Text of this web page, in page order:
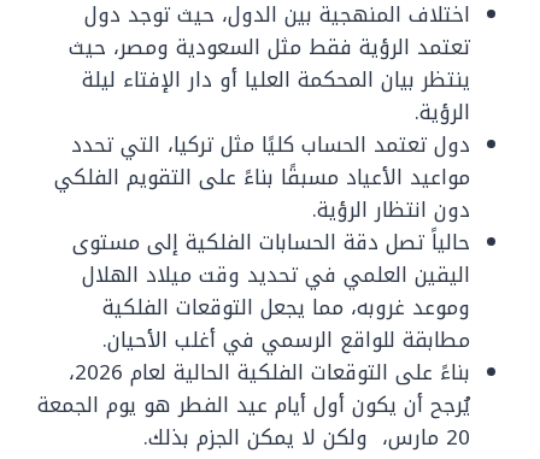
اختلاف المنهجية بين الدول، حيث توجد دول
تعتمد الرؤية فقط مثل السعودية ومصر، حيث
ينتظر بيان المحكمة العليا أو دار الإفتاء ليلة
الرؤية.
دول تعتمد الحساب كليًا مثل تركيا، التي تحدد
مواعيد الأعياد مسبقًا بناءً على التقويم الفلكي
دون انتظار الرؤية.
حالياً تصل دقة الحسابات الفلكية إلى مستوى
اليقين العلمي في تحديد وقت ميلاد الهلال
وموعد غروبه، مما يجعل التوقعات الفلكية
مطابقة للواقع الرسمي في أغلب الأحيان.
بناءً على التوقعات الفلكية الحالية لعام 2026،
يُرجح أن يكون أول أيام عيد الفطر هو يوم الجمعة
20 مارس، ولكن لا يمكن الجزم بذلك.